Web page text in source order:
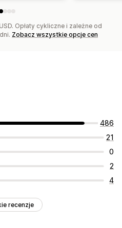
Opłaty cykliczne i zależne od
Zobacz wszystkie opcje cen
486
21
0
2
4
recenzje